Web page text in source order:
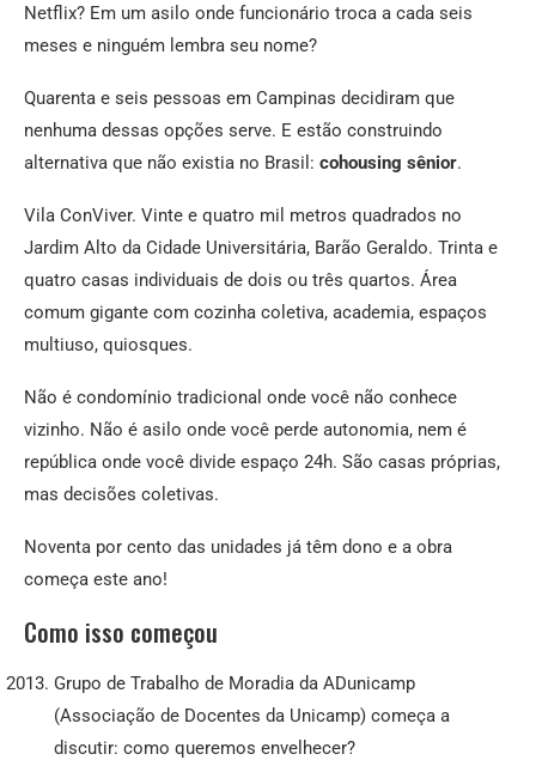
Netflix? Em um asilo onde funcionário troca a cada seis
meses e ninguém lembra seu nome?
Quarenta e seis pessoas em Campinas decidiram que
nenhuma dessas opções serve. E estão construindo
alternativa que não existia no Brasil: cohousing sênior.
Vila ConViver. Vinte e quatro mil metros quadrados no
Jardim Alto da Cidade Universitária, Barão Geraldo. Trinta e
quatro casas individuais de dois ou três quartos. Área
comum gigante com cozinha coletiva, academia, espaços
multiuso, quiosques.
Não é condomínio tradicional onde você não conhece
vizinho. Não é asilo onde você perde autonomia, nem é
república onde você divide espaço 24h. São casas próprias,
mas decisões coletivas.
Noventa por cento das unidades já têm dono e a obra
começa este ano!
Como isso começou
Grupo de Trabalho de Moradia da ADunicamp
(Associação de Docentes da Unicamp) começa a
discutir: como queremos envelhecer?